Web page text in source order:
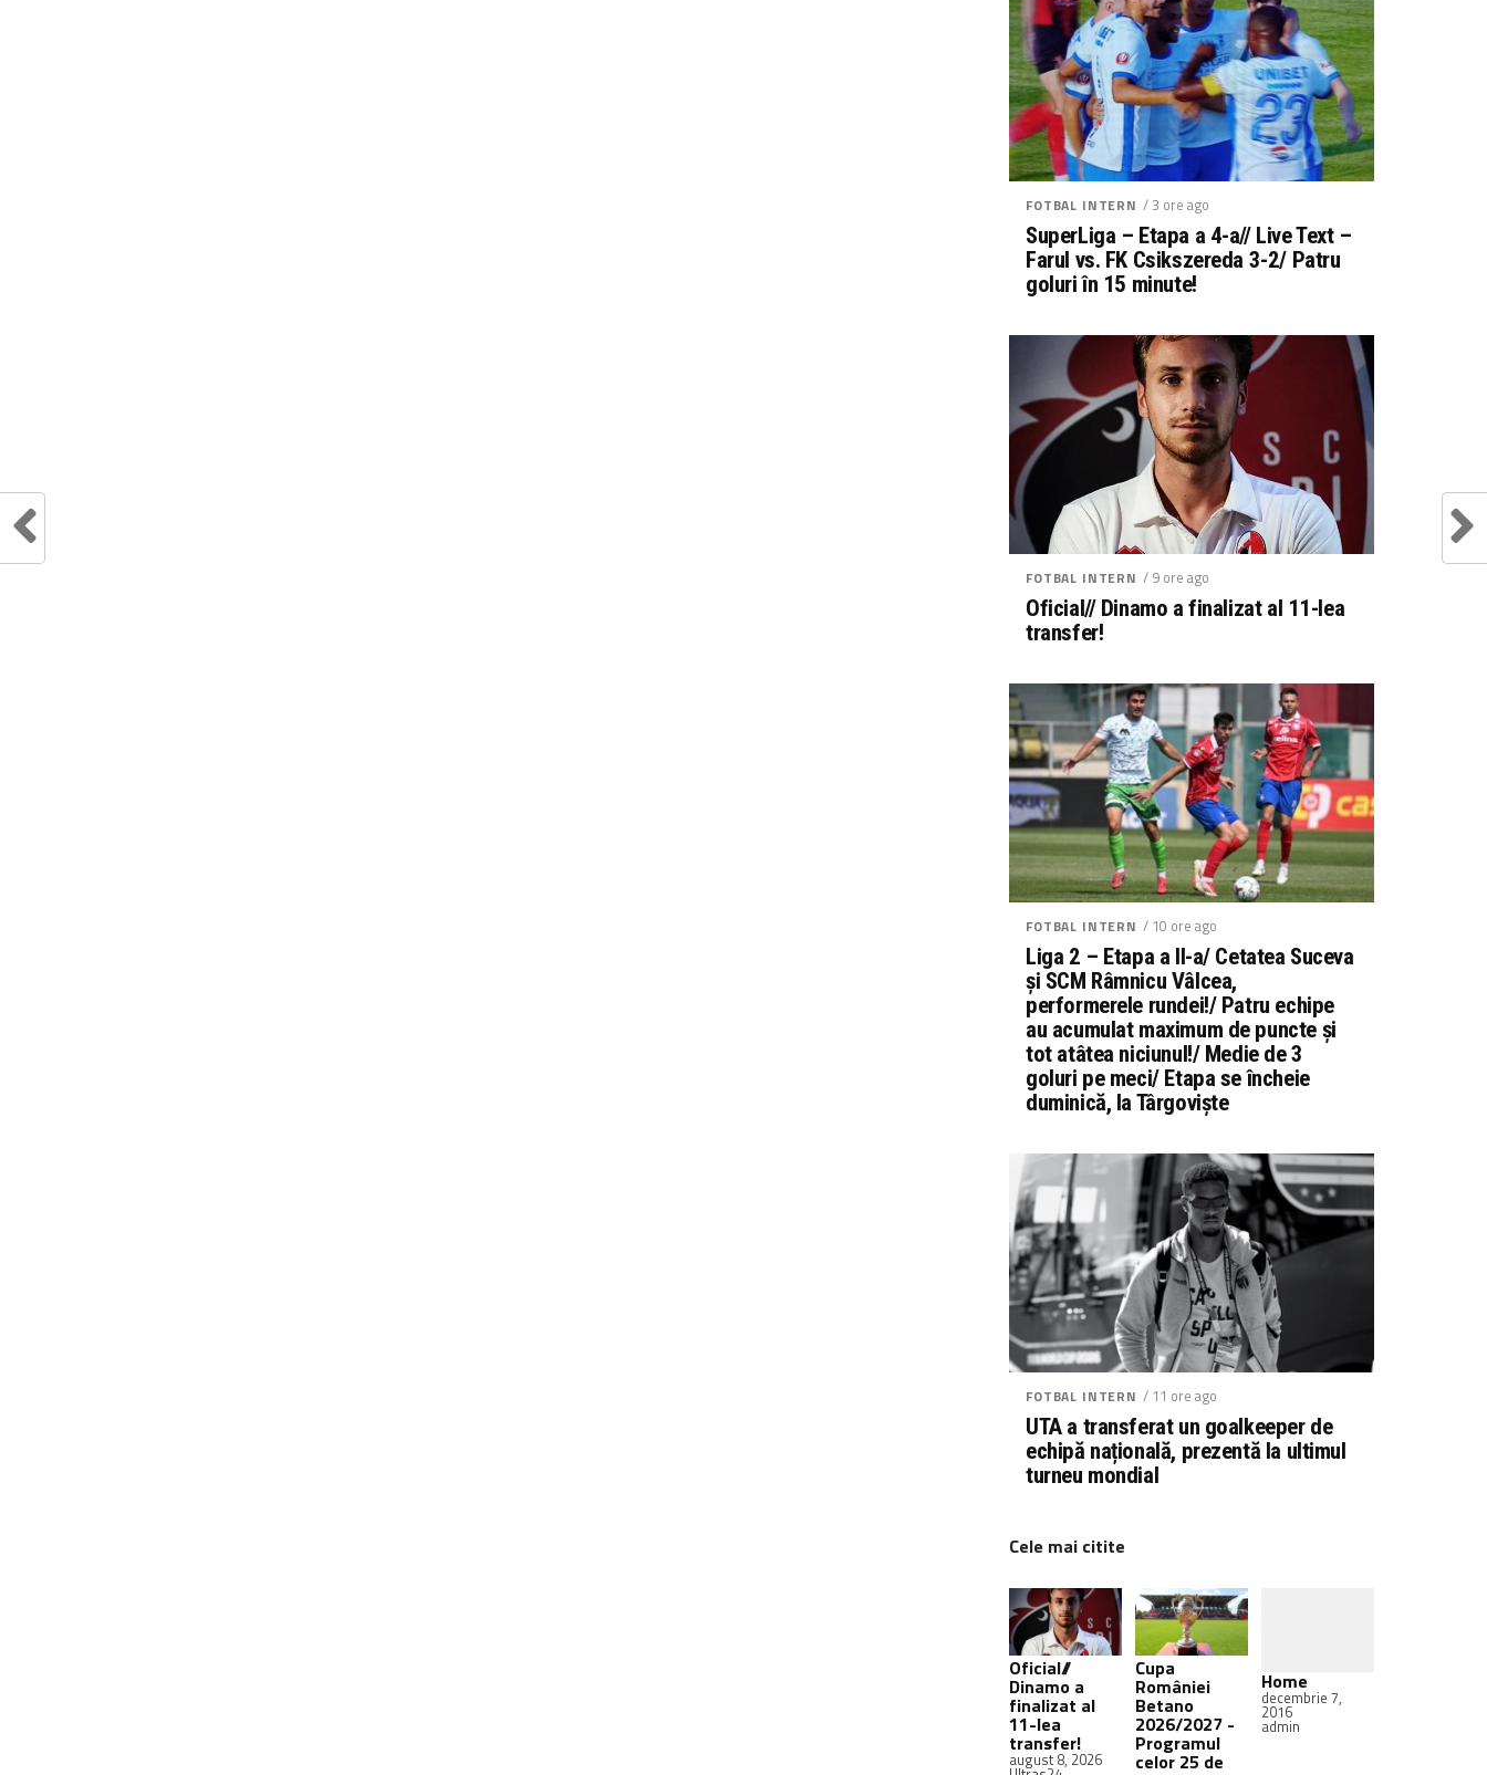
FOTBAL INTERN / 3 ore ago
SuperLiga – Etapa a 4-a// Live Text –
Farul vs. FK Csikszereda 3-2/ Patru
goluri în 15 minute!
FOTBAL INTERN / 9 ore ago
Oficial// Dinamo a finalizat al 11-lea
transfer!
FOTBAL INTERN / 10 ore ago
Liga 2 – Etapa a II-a/ Cetatea Suceva
și SCM Râmnicu Vâlcea,
performerele rundei!/ Patru echipe
au acumulat maximum de puncte și
tot atâtea niciunul!/ Medie de 3
goluri pe meci/ Etapa se încheie
duminică, la Târgoviște
FOTBAL INTERN / 11 ore ago
UTA a transferat un goalkeeper de
echipă națională, prezentă la ultimul
turneu mondial
Cele mai citite
Oficial//
Dinamo a
finalizat al
11-lea
transfer!
august 8, 2026
Cupa
României
Betano
2026/2027 -
Programul
celor 25 de
Home
decembrie 7,
2016
admin